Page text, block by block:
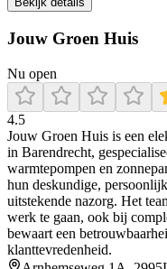
Jouw Groen Huis
Nu open
4.5
Jouw Groen Huis is een
in Barendrecht,
warmtepompen en
hun deskundige,
uitstekende nazorg. Het
werk te gaan, ook bij
bewaart een
klanttevredenheid.